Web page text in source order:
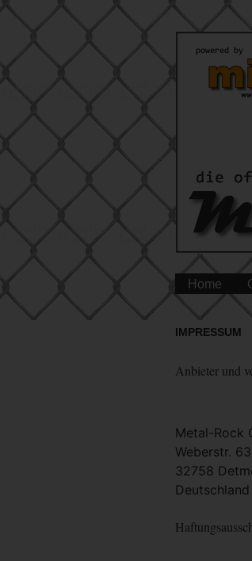
Home
IMPRESSUM
Anbieter und
Metal-Rock
Weberstr. 63
32758
Deutschland